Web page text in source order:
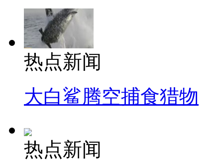
热点新闻
大白鲨腾空捕食猎物
热点新闻